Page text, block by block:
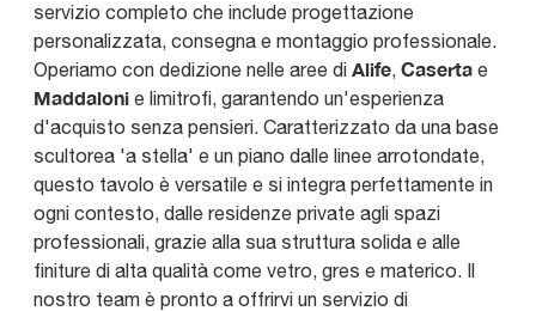
servizio completo che include progettazione
personalizzata, consegna e montaggio professionale.
Operiamo con dedizione nelle aree di Alife, Caserta e
Maddaloni e limitrofi, garantendo un'esperienza
d'acquisto senza pensieri. Caratterizzato da una base
scultorea 'a stella' e un piano dalle linee arrotondate,
questo tavolo è versatile e si integra perfettamente in
ogni contesto, dalle residenze private agli spazi
professionali, grazie alla sua struttura solida e alle
finiture di alta qualità come vetro, gres e materico. Il
nostro team è pronto a offrirvi un servizio di